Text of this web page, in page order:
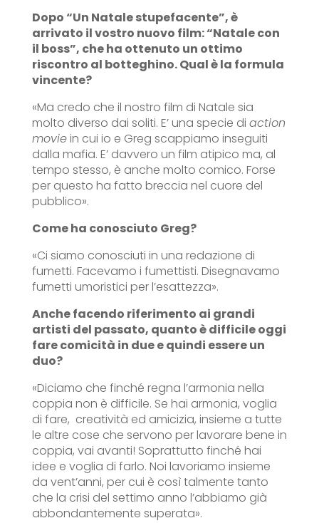
Dopo “Un Natale stupefacente”, è
arrivato il vostro nuovo film: “Natale con
il boss”, che ha ottenuto un ottimo
riscontro al botteghino. Qual è la formula
vincente?
«Ma credo che il nostro film di Natale sia
molto diverso dai soliti. E’ una specie di action
moviein cui io e Greg scappiamo inseguiti
dalla mafia. E’ davvero un film atipico ma, al
tempo stesso, è anche molto comico. Forse
per questo ha fatto breccia nel cuore del
pubblico».
Come ha conosciuto Greg?
«Ci siamo conosciuti in una redazione di
fumetti. Facevamo i fumettisti. Disegnavamo
fumetti umoristici per l’esattezza».
Anche facendo riferimento ai grandi
artisti del passato, quanto è difficile oggi
fare comicità in due e quindi essere un
duo?
«Diciamo che finché regna l’armonia nella
coppia non è difficile. Se hai armonia, voglia
di fare, creatività ed amicizia, insieme a tutte
le altre cose che servono per lavorare bene in
coppia, vai avanti! Soprattutto finché hai
idee e voglia di farlo. Noi lavoriamo insieme
da vent’anni, per cui è così talmente tanto
che la crisi del settimo anno l’abbiamo già
abbondantemente superata».